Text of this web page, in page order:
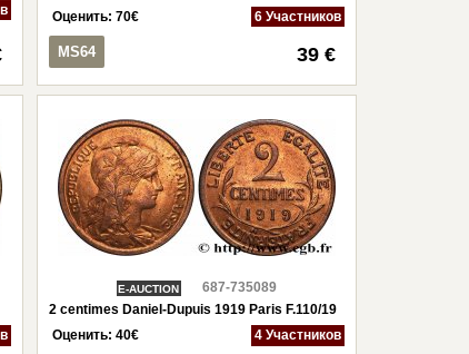
Оценить:70€ 6 Участников
MS64 39 €
E-AUCTION
687-735089
2 centimes Daniel-Dupuis 1919 Paris F.110/19
Оценить:40€ 4 Участников